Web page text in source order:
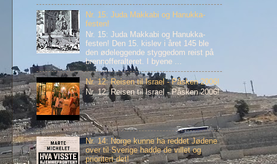
Nr. 15: Juda Makkabi og Hanukka-
festen!
Nr. 15: Juda Makkabi og Hanukka-
festen! Den 15. kislev i året 145 ble
den ødeleggende styggedom reist på
brennofferalteret. I byene ...
Nr. 12: Reisen til Israel - Påsken 2006!
Nr. 12: Reisen til Israel - Påsken 2006!
Nr. 14: Norge kunne ha reddet Jødene
over til Sverige hadde de villet og
prioritert det!